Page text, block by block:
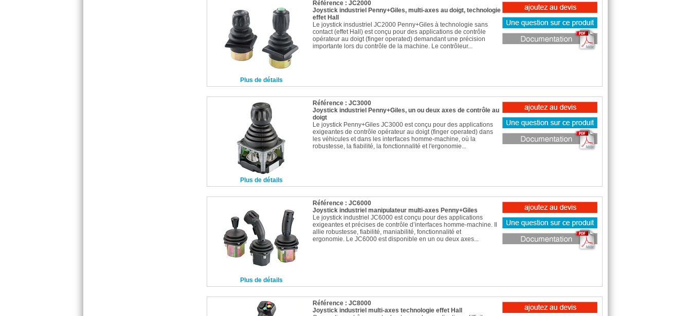
Plus de détails
Référence : JC2000
Joystick industriel Penny+Giles, multi-axes au doigt, technologie
effet Hall
Le joystick insdustriel JC2000 Penny+Giles à technologie sans
contact (effet Hall) est conçu pour des applications de contrôle
opérateur au doigt (finger operated) demandant une précision
importante lors du contrôle de la machine. Le contrôleur...
Plus de détails
Référence : JC3000
Joystick industriel Penny+Giles, un ou deux axes de contrôle au
doigt
Le joystick Penny+Giles JC3000 est conçu pour des applications
exigeantes de contrôle opérateur au doigt (finger operated) dans
les véhicules et dans les interfaces homme-machine, où la
robustesse, la fiabilité, la fonctionnalité et l'ergonomie...
Plus de détails
Référence : JC6000
Joystick industriel manipulateur multi-axes Penny+Giles
Le joystick industriel JC6000 est conçu pour des applications
exigeantes et précises de contrôle d’interfaces homme-machine. Il
allie robustesse, fiabilité, maniabilité, fonctionnalité et
ergonomie. Le JC6000 est disponible en un ou deux axes...
Référence : JC8000
Joystick industriel multi-axes technologie effet Hall